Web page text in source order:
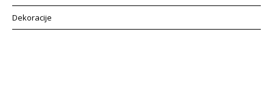
Dekoracije